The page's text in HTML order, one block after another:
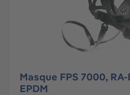
Masque FPS 7000, RA-
EPDM